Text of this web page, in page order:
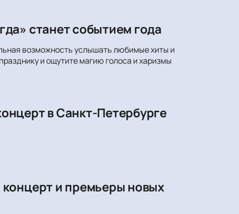
станет событием года
возможность услышать любимые хиты и
и ощутите магию голоса и харизмы
в Санкт-Петербурге
и премьеры новых